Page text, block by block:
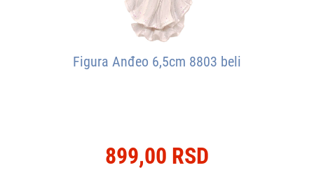
Figura Anđeo 6,5cm 8803 beli
899,00 RSD